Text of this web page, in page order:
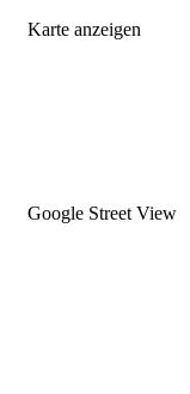
Karte anzeigen
Google Street View